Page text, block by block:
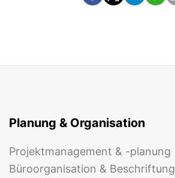
Planung & Organisation
Projektmanagement & -planung
Büroorganisation & Beschriftung